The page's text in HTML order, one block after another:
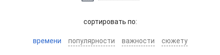
cортировать по:
времени популярности важности сюжету